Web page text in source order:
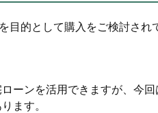
目的として購入をご検討され
ーンを活用できますが、今回
ます。